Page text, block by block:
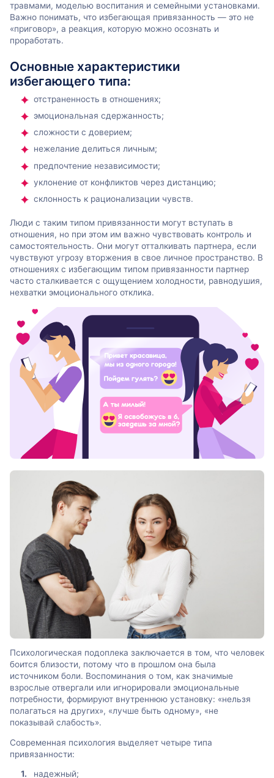
травмами, моделью воспитания и семейными установками.
Важно понимать, что избегающая привязанность — это не
«приговор», а реакция, которую можно осознать и
проработать.
Основные характеристики
избегающего типа:
отстраненность в отношениях;
эмоциональная сдержанность;
сложности с доверием;
нежелание делиться личным;
предпочтение независимости;
уклонение от конфликтов через дистанцию;
склонность к рационализации чувств.
Люди с таким типом привязанности могут вступать в
отношения, но при этом им важно чувствовать контроль и
самостоятельность. Они могут отталкивать партнера, если
чувствуют угрозу вторжения в свое личное пространство. В
отношениях с избегающим типом привязанности партнер
часто сталкивается с ощущением холодности, равнодушия,
нехватки эмоционального отклика.
Психологическая подоплека заключается в том, что человек
боится близости, потому что в прошлом она была
источником боли. Воспоминания о том, как значимые
взрослые отвергали или игнорировали эмоциональные
потребности, формируют внутреннюю установку: «нельзя
полагаться на других», «лучше быть одному», «не
показывай слабость».
Современная психология выделяет четыре типа
привязанности:
надежный;